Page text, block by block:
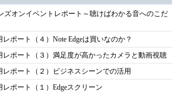
ズオンイベントレポート～聴けばわかる音へのこだ
ポート（４）Note Edgeは買いなのか？
レポート（３）満足度が高かったカメラと動画視聴
レポート（２）ビジネスシーンでの活用
ポート（１）Edgeスクリーン